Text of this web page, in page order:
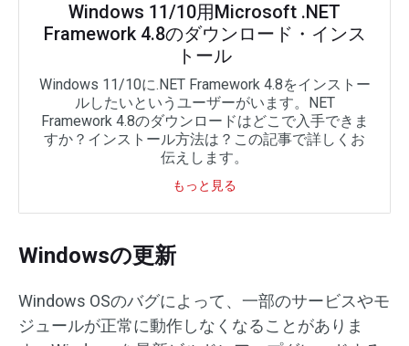
Windows 11/10用Microsoft .NET
Framework 4.8のダウンロード・インス
トール
Windows 11/10に.NET Framework 4.8をインストー
ルしたいというユーザーがいます。NET
Framework 4.8のダウンロードはどこで入手できま
すか？インストール方法は？この記事で詳しくお
伝えします。
もっと見る
Windowsの更新
Windows OSのバグによって、一部のサービスやモ
ジュールが正常に動作しなくなることがありま